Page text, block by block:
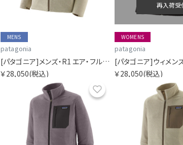
MENS
patagonia
[パタゴニア]メンズ・R1 エア・フルジップ・フーディ
￥28,050(税込)
再入荷受
WOMENS
patagonia
￥28,050(税込)